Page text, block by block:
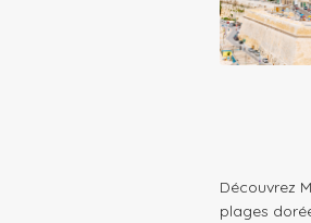
Découvrez
plages